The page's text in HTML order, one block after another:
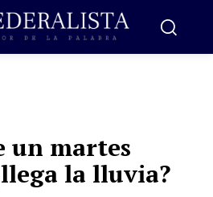
un martes
la lluvia?